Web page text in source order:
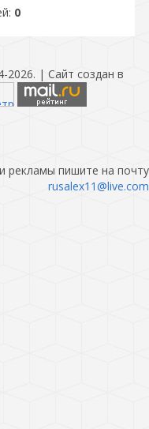
0
2026. | Сайт создан в
рекламы пишите на почту
rusalex11@live.com